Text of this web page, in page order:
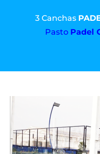
3 Canchas
Pasto Padel